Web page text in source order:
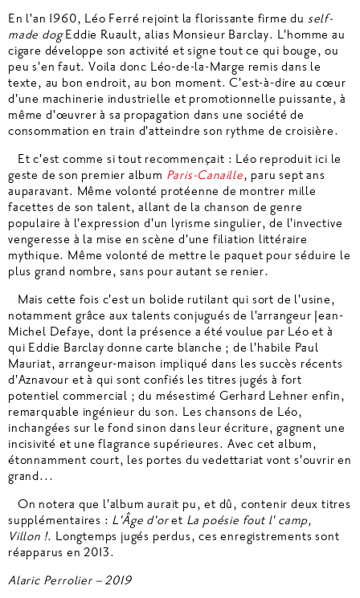
En l'an 1960, Léo Ferré rejoint la florissante firme du self-
made dogEddie Ruault, alias Monsieur Barclay. L'homme au
cigare développe son activité et signe tout ce qui bouge, ou
peu s'en faut. Voila donc Léo-de-la-Marge remis dans le
texte, au bon endroit, au bon moment. C'est-à-dire au cœur
d'une machinerie industrielle et promotionnelle puissante, à
même d'œuvrer à sa propagation dans une société de
consommation en train d'atteindre son rythme de croisière.
Et c'est comme si tout recommençait : Léo reproduit ici le
geste de son premier album Paris-Canaille, paru sept ans
auparavant. Même volonté protéenne de montrer mille
facettes de son talent, allant de la chanson de genre
populaire à l'expression d'un lyrisme singulier, de l'invective
vengeresse à la mise en scène d'une filiation littéraire
mythique. Même volonté de mettre le paquet pour séduire le
plus grand nombre, sans pour autant se renier.
Mais cette fois c'est un bolide rutilant qui sort de l'usine,
notamment grâce aux talents conjugués de l'arrangeur Jean-
Michel Defaye, dont la présence a été voulue par Léo et à
qui Eddie Barclay donne carte blanche ; de l'habile Paul
Mauriat, arrangeur-maison impliqué dans les succès récents
d'Aznavour et à qui sont confiés les titres jugés à fort
potentiel commercial ; du mésestimé Gerhard Lehner enfin,
remarquable ingénieur du son. Les chansons de Léo,
inchangées sur le fond sinon dans leur écriture, gagnent une
incisivité et une flagrance supérieures. Avec cet album,
étonnamment court, les portes du vedettariat vont s'ouvrir en
grand...
On notera que l'album aurait pu, et dû, contenir deux titres
supplémentaires : L'Âge d'oret La poésie fout l' camp,
Villon !. Longtemps jugés perdus, ces enregistrements sont
réapparus en 2013.
Alaric Perrolier – 2019